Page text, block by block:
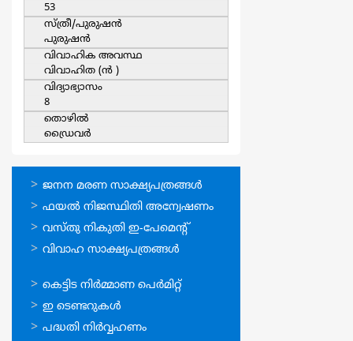
53
സ്ത്രീ/പുരുഷന്‍
പുരുഷന്‍
വിവാഹിക അവസ്ഥ
വിവാഹിത (ന്‍ )
വിദ്യാഭ്യാസം
8
തൊഴില്‍
ഡ്രൈവര്‍
ഓണ്‍ലൈന്‍
സേവനങ്ങള്‍
ജനന മരണ സാക്ഷ്യപത്രങ്ങള്‍
ഫയല്‍ നിജസ്ഥിതി അന്വേഷണം
വസ്തു നികുതി ഇ-പേമെന്റ്
വിവാഹ സാക്ഷ്യപത്രങ്ങള്‍
ഓണ്‍ലൈന്‍
സേവനങ്ങള്‍
കെട്ടിട നിര്‍മ്മാണ പെര്‍മിറ്റ്‌
ഇ ടെണ്ടറുകള്‍
പദ്ധതി നിര്‍വ്വഹണം